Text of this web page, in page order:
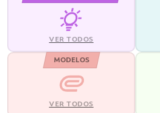
VER TODOS
MODELOS
VER TODOS